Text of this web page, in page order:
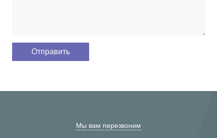
Мы вам перезвоним